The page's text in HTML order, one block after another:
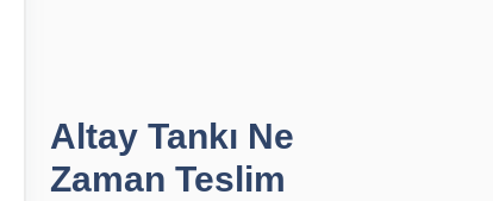
Altay Tankı Ne
Zaman Teslim